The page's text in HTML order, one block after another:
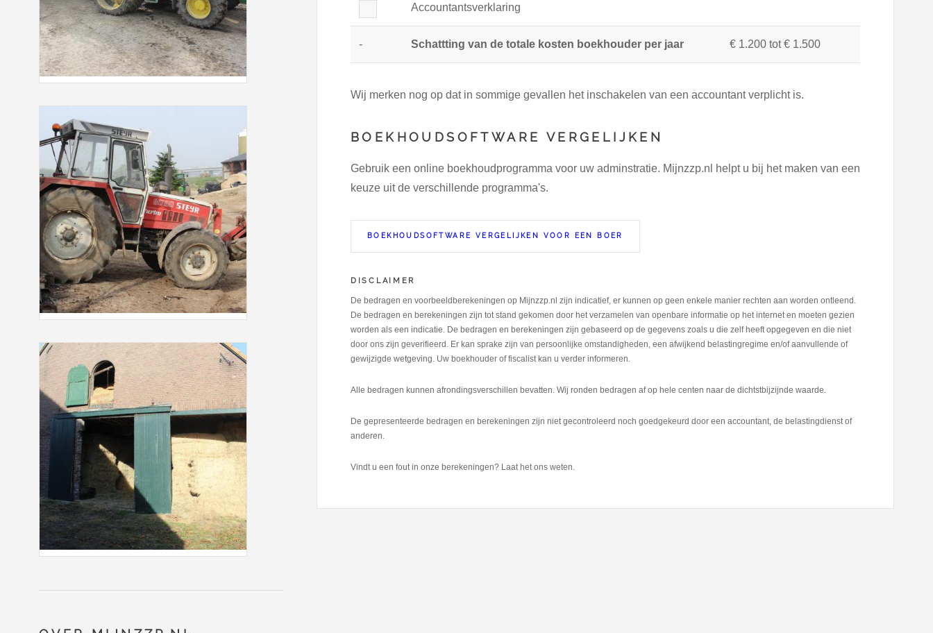
Accountantsverklaring
- Schattting van de totale kosten boekhouder per jaar € 1.200 tot € 1.500
Wij merken nog op dat in sommige gevallen het inschakelen van een accountant verplicht is.
BOEKHOUDSOFTWARE VERGELIJKEN
Gebruik een online boekhoudprogramma voor uw adminstratie. Mijnzzp.nl helpt u bij het maken van een
keuze uit de verschillende programma's.
BOEKHOUDSOFTWARE VERGELIJKEN VOOR EEN BOER
DISCLAIMER
De bedragen en voorbeeldberekeningen op Mijnzzp.nl zijn indicatief, er kunnen op geen enkele manier rechten aan worden ontleend.
De bedragen en berekeningen zijn tot stand gekomen door het verzamelen van openbare informatie op het internet en moeten gezien
worden als een indicatie. De bedragen en berekeningen zijn gebaseerd op de gegevens zoals u die zelf heeft opgegeven en die niet
door ons zijn geverifieerd. Er kan sprake zijn van persoonlijke omstandigheden, een afwijkend belastingregime en/of aanvullende of
gewijzigde wetgeving. Uw boekhouder of fiscalist kan u verder informeren.
Alle bedragen kunnen afrondingsverschillen bevatten. Wij ronden bedragen af op hele centen naar de dichtstbijzijnde waarde.
De gepresenteerde bedragen en berekeningen zijn niet gecontroleerd noch goedgekeurd door een accountant, de belastingdienst of
anderen.
Vindt u een fout in onze berekeningen? Laat het ons weten.